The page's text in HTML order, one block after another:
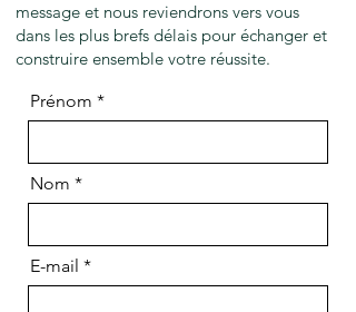
message et nous reviendrons vers vous
dans les plus brefs délais pour échanger et
construire ensemble votre réussite.
Prénom
Nom
E-mail